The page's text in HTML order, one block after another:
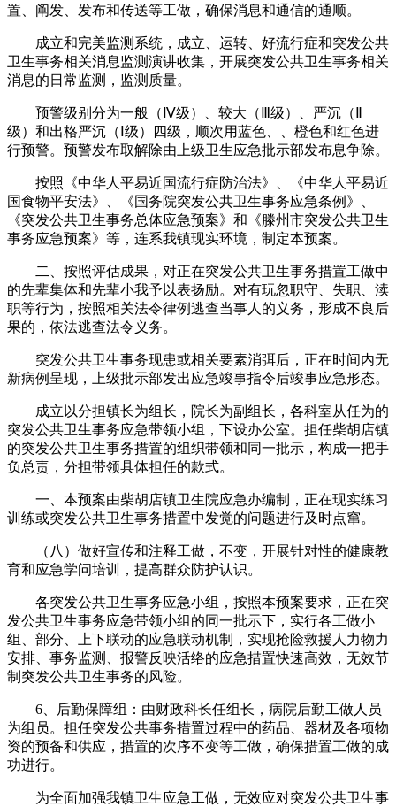
置、阐发、发布和传送等工做，确保消息和通信的通顺。
成立和完美监测系统，成立、运转、好流行症和突发公共
卫生事务相关消息监测演讲收集，开展突发公共卫生事务相关
消息的日常监测，监测质量。
预警级别分为一般（Ⅳ级）、较大（Ⅲ级）、严沉（Ⅱ
级）和出格严沉（Ⅰ级）四级，顺次用蓝色、、橙色和红色进
行预警。预警发布取解除由上级卫生应急批示部发布息争除。
按照《中华人平易近国流行症防治法》、《中华人平易近
国食物平安法》、《国务院突发公共卫生事务应急条例》、
《突发公共卫生事务总体应急预案》和《滕州市突发公共卫生
事务应急预案》等，连系我镇现实环境，制定本预案。
二、按照评估成果，对正在突发公共卫生事务措置工做中
的先辈集体和先辈小我予以表扬励。对有玩忽职守、失职、渎
职等行为，按照相关法令律例逃查当事人的义务，形成不良后
果的，依法逃查法令义务。
突发公共卫生事务现患或相关要素消弭后，正在时间内无
新病例呈现，上级批示部发出应急竣事指令后竣事应急形态。
成立以分担镇长为组长，院长为副组长，各科室从任为的
突发公共卫生事务应急带领小组，下设办公室。担任柴胡店镇
的突发公共卫生事务措置的组织带领和同一批示，构成一把手
负总责，分担带领具体担任的款式。
一、本预案由柴胡店镇卫生院应急办编制，正在现实练习
训练或突发公共卫生事务措置中发觉的问题进行及时点窜。
（八）做好宣传和注释工做，不变，开展针对性的健康教
育和应急学问培训，提高群众防护认识。
各突发公共卫生事务应急小组，按照本预案要求，正在突
发公共卫生事务应急带领小组的同一批示下，实行各工做小
组、部分、上下联动的应急联动机制，实现抢险救援人力物力
安排、事务监测、报警反映活络的应急措置快速高效，无效节
制突发公共卫生事务的风险。
6、后勤保障组：由财政科长任组长，病院后勤工做人员
为组员。担任突发公共事务措置过程中的药品、器材及各项物
资的预备和供应，措置的次序不变等工做，确保措置工做的成
功进行。
为全面加强我镇卫生应急工做，无效应对突发公共卫生事